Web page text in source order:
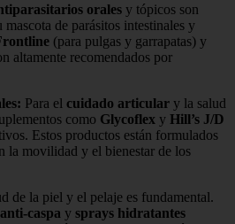
orales y tópicos son
mascota de parásitos intestinales y
(para pulgas y garrapatas) y
altamente recomendados por
: Para el cuidado articular y la salud
como Glycoflex y Hill’s J/D
Estos productos están formulados
la movilidad y el bienestar de los
de la piel y el pelaje es fundamental.
caspa y sprays hidratantes